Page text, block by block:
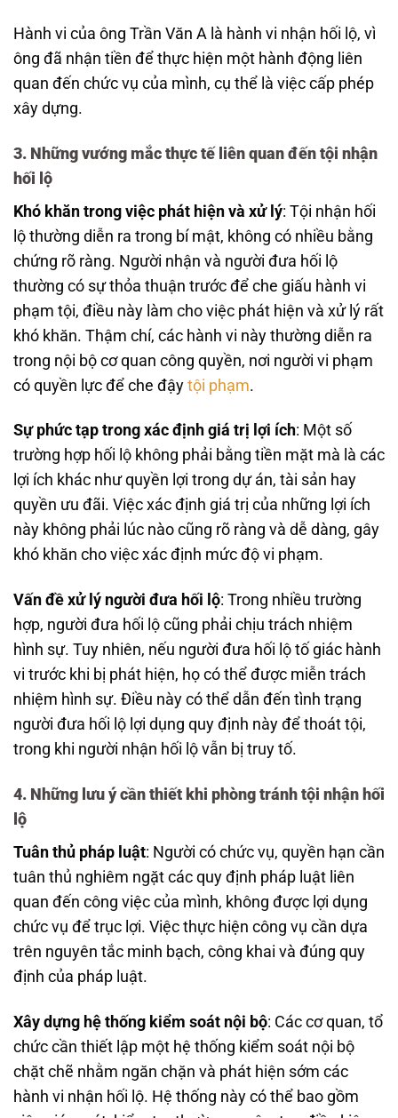
Hành vi của ông Trần Văn A là hành vi nhận hối lộ, vì
ông đã nhận tiền để thực hiện một hành động liên
quan đến chức vụ của mình, cụ thể là việc cấp phép
xây dựng.
3. Những vướng mắc thực tế liên quan đến tội nhận
hối lộ
Khó khăn trong việc phát hiện và xử lý: Tội nhận hối
lộ thường diễn ra trong bí mật, không có nhiều bằng
chứng rõ ràng. Người nhận và người đưa hối lộ
thường có sự thỏa thuận trước để che giấu hành vi
phạm tội, điều này làm cho việc phát hiện và xử lý rất
khó khăn. Thậm chí, các hành vi này thường diễn ra
trong nội bộ cơ quan công quyền, nơi người vi phạm
có quyền lực để che đậy tội phạm.
Sự phức tạp trong xác định giá trị lợi ích: Một số
trường hợp hối lộ không phải bằng tiền mặt mà là các
lợi ích khác như quyền lợi trong dự án, tài sản hay
quyền ưu đãi. Việc xác định giá trị của những lợi ích
này không phải lúc nào cũng rõ ràng và dễ dàng, gây
khó khăn cho việc xác định mức độ vi phạm.
Vấn đề xử lý người đưa hối lộ: Trong nhiều trường
hợp, người đưa hối lộ cũng phải chịu trách nhiệm
hình sự. Tuy nhiên, nếu người đưa hối lộ tố giác hành
vi trước khi bị phát hiện, họ có thể được miễn trách
nhiệm hình sự. Điều này có thể dẫn đến tình trạng
người đưa hối lộ lợi dụng quy định này để thoát tội,
trong khi người nhận hối lộ vẫn bị truy tố.
4. Những lưu ý cần thiết khi phòng tránh tội nhận hối
lộ
Tuân thủ pháp luật: Người có chức vụ, quyền hạn cần
tuân thủ nghiêm ngặt các quy định pháp luật liên
quan đến công việc của mình, không được lợi dụng
chức vụ để trục lợi. Việc thực hiện công vụ cần dựa
trên nguyên tắc minh bạch, công khai và đúng quy
định của pháp luật.
Xây dựng hệ thống kiểm soát nội bộ: Các cơ quan, tổ
chức cần thiết lập một hệ thống kiểm soát nội bộ
chặt chẽ nhằm ngăn chặn và phát hiện sớm các
hành vi nhận hối lộ. Hệ thống này có thể bao gồm